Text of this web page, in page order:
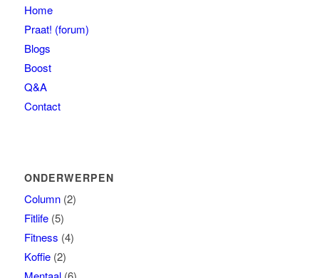
Home
Praat! (forum)
Blogs
Boost
Q&A
Contact
ONDERWERPEN
Column(2)
Fitlife(5)
Fitness (4)
Koffie(2)